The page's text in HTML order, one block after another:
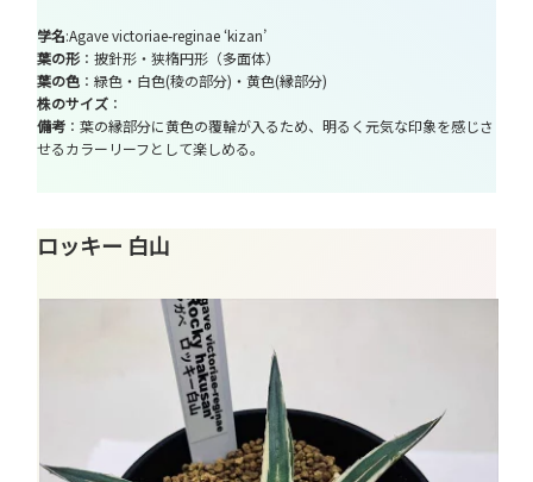
学名:Agave victoriae-reginae ‘kizan’
葉の形 ：披針形・狭楕円形（多面体）
葉の色 ：緑色・白色(稜の部分)・黄色(縁部分)
株のサイズ ：
備考 ：葉の縁部分に黄色の覆輪が入るため、明るく元気な印象を感じさ
せるカラーリーフとして楽しめる。
ロッキー 白山